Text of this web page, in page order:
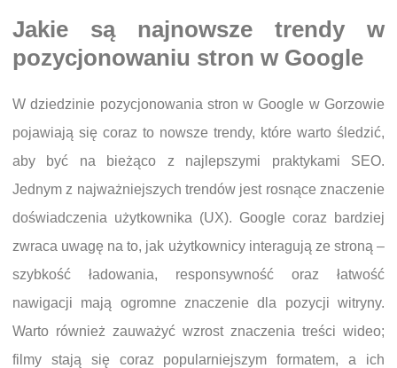
Jakie są najnowsze trendy w
pozycjonowaniu stron w Google
W dziedzinie pozycjonowania stron w Google w Gorzowie
pojawiają się coraz to nowsze trendy, które warto śledzić,
aby być na bieżąco z najlepszymi praktykami SEO.
Jednym z najważniejszych trendów jest rosnące znaczenie
doświadczenia użytkownika (UX). Google coraz bardziej
zwraca uwagę na to, jak użytkownicy interagują ze stroną –
szybkość ładowania, responsywność oraz łatwość
nawigacji mają ogromne znaczenie dla pozycji witryny.
Warto również zauważyć wzrost znaczenia treści wideo;
filmy stają się coraz popularniejszym formatem, a ich